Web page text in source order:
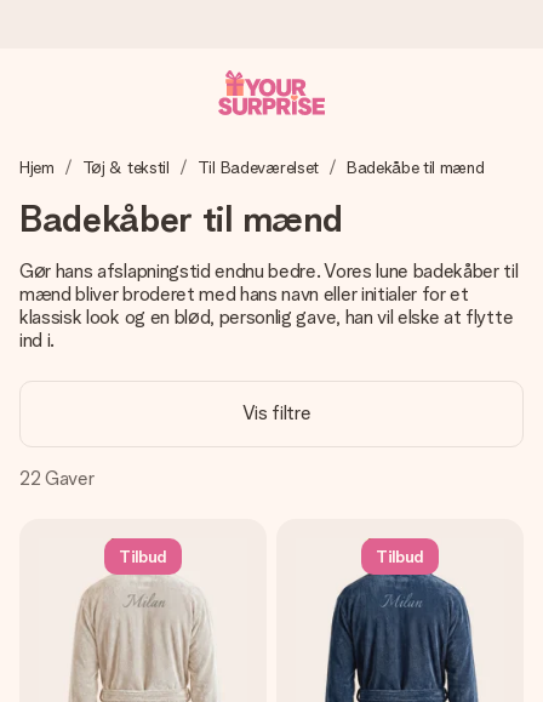
Vi laver din gave med omhu og sender den lynhurtigt – så
betyder allermest.
4,7 (baseret på +15.000 anmeldelser)
Reviews.
Gratis kort med hilsen
billede af dig eller en besked, der går lige i hendes hjerte.
Intet besvær men udelukkende en masse kærlighed i
øjeblikket.
Hjem Tøj & tekstil Til Badeværelset Badekåbe til mænd
Badekåber til mænd
Gør hans afslapningstid endnu bedre. Vores lune badekåber til
mænd bliver broderet med hans navn eller initialer for et
klassisk look og en blød, personlig gave, han vil elske at flytte
ind i.
Vis filtre
22 Gaver
Tilbud Tilbud